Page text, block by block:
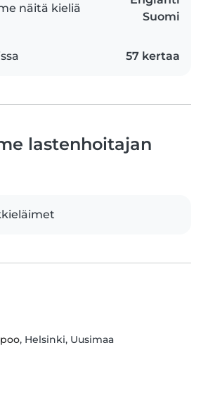
näitä kieliä
Suomi
57 kertaa
lastenhoitajan
, Helsinki, Uusimaa